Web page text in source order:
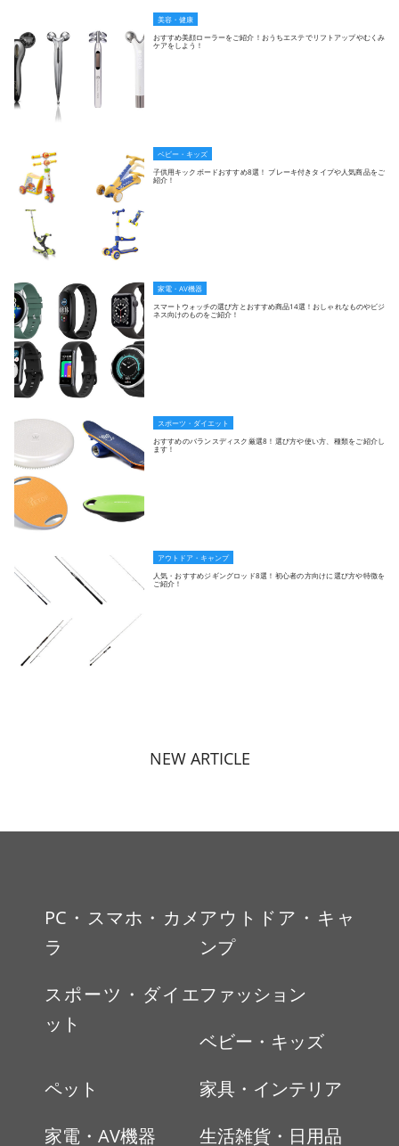
美容・健康
おすすめ美顔ローラーをご紹介！おうちエステでリフトアップやむくみ
ケアをしよう！
ベビー・キッズ
子供用キックボードおすすめ8選！ ブレーキ付きタイプや人気商品をご
紹介！
家電・AV機器
スマートウォッチの選び方とおすすめ商品14選！おしゃれなものやビジ
ネス向けのものをご紹介！
スポーツ・ダイエット
おすすめのバランスディスク厳選8！選び方や使い方、種類をご紹介し
ます！
アウトドア・キャンプ
人気・おすすめジギングロッド8選！初心者の方向けに選び方や特徴を
ご紹介！
NEW ARTICLE
PC・スマホ・カメ
ラ
アウトドア・キャ
ンプ
スポーツ・ダイエ
ット
ファッション
ベビー・キッズ
ペット
家具・インテリア
家電・AV機器
生活雑貨・日用品